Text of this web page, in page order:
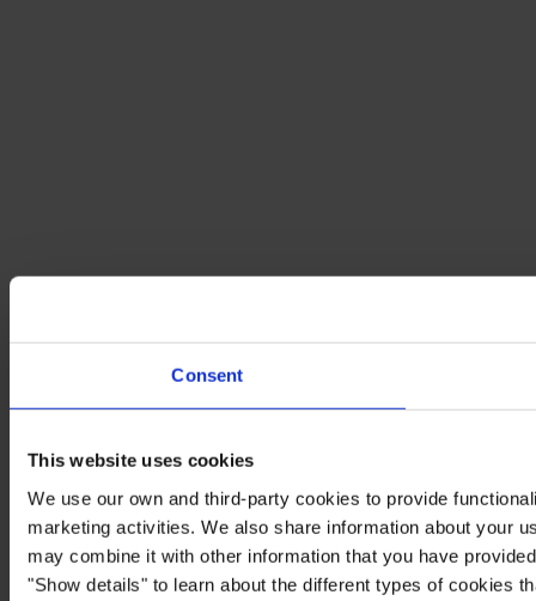
Consent
This website uses cookies
We use our own and third-party cookies to provide
marketing activities. We also share information about your
may combine it with other information that you have
"Show details" to learn about the different types of cookies